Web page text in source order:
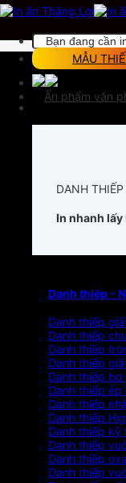
Chuyển
đến
dung
Tìm
kiếm:
MẪU
Ấn phẩm văn
DANH
In nhanh lấy
Danh thiếp -
Danh thiếp
Danh thiếp
Danh thiếp
Danh thiếp
Danh thiếp
Danh thiếp ép
Danh thiếp
Danh thiếp
Danh thiếp kỹ
Danh thiếp
Danh thiếp
Danh thiếp